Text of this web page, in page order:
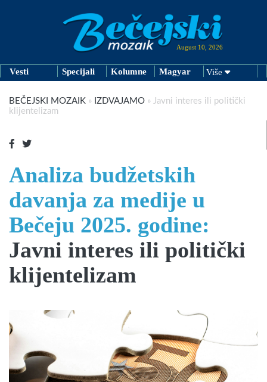
August 10, 2026
Vesti Specijali Kolumne Magyar Više
BEČEJSKI MOZAIK » IZDVAJAMO » Javni interes ili politički
klijentelizam
Analiza budžetskih
davanja za medije u
Bečeju 2025. godine:
Javni interes ili politički
klijentelizam